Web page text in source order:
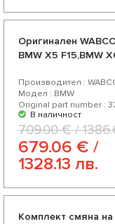
Оригинален
BMW X5 F15,BMW
Производител :
Модел : BMW
Original part number :
В наличност
709.00 € /
679.06 € /
1328.13 лв.
Комплект смяна